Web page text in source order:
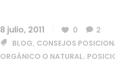
8 julio, 2011 0
2
BLOG, CONSEJOS
ORGÁNICO O NATURAL,